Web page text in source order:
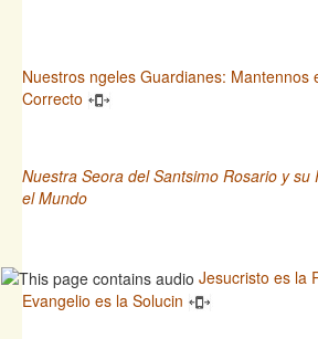
Nuestros ngeles Guardianes: Mantennos
Correcto
Nuestra Seora del Santsimo Rosario y su
el Mundo
Jesucristo es la
Evangelio es la Solucin